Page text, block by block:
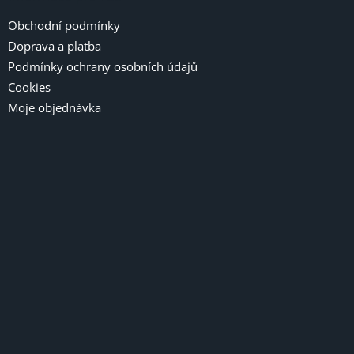
Obchodní podmínky
Doprava a platba
Podmínky ochrany osobních údajů
Cookies
Moje objednávka